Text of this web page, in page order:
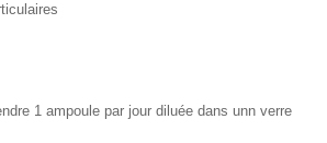
1 ampoule par jour diluée dans unn verre